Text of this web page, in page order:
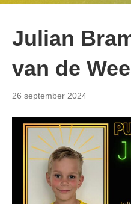
Julian
van de
26 september 2024